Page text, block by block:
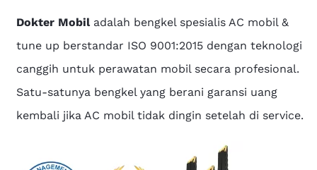
Dokter Mobiladalah bengkel spesialis AC mobil &
tune up berstandar ISO 9001:2015 dengan teknologi
canggih untuk perawatan mobil secara profesional.
Satu-satunya bengkel yang berani garansi uang
kembali jika AC mobil tidak dingin setelah di service.